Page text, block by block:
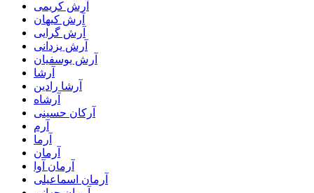
آرش کریمی
آرش کیهان
آرش گرایی
آرش یزدانی
آرش یوسفیان
آرشا
آرشا رادین
آرشاه
آرکان حسینی
آرم
آرما
آرمان
آرمان آوا
آرمان اسماعیلی